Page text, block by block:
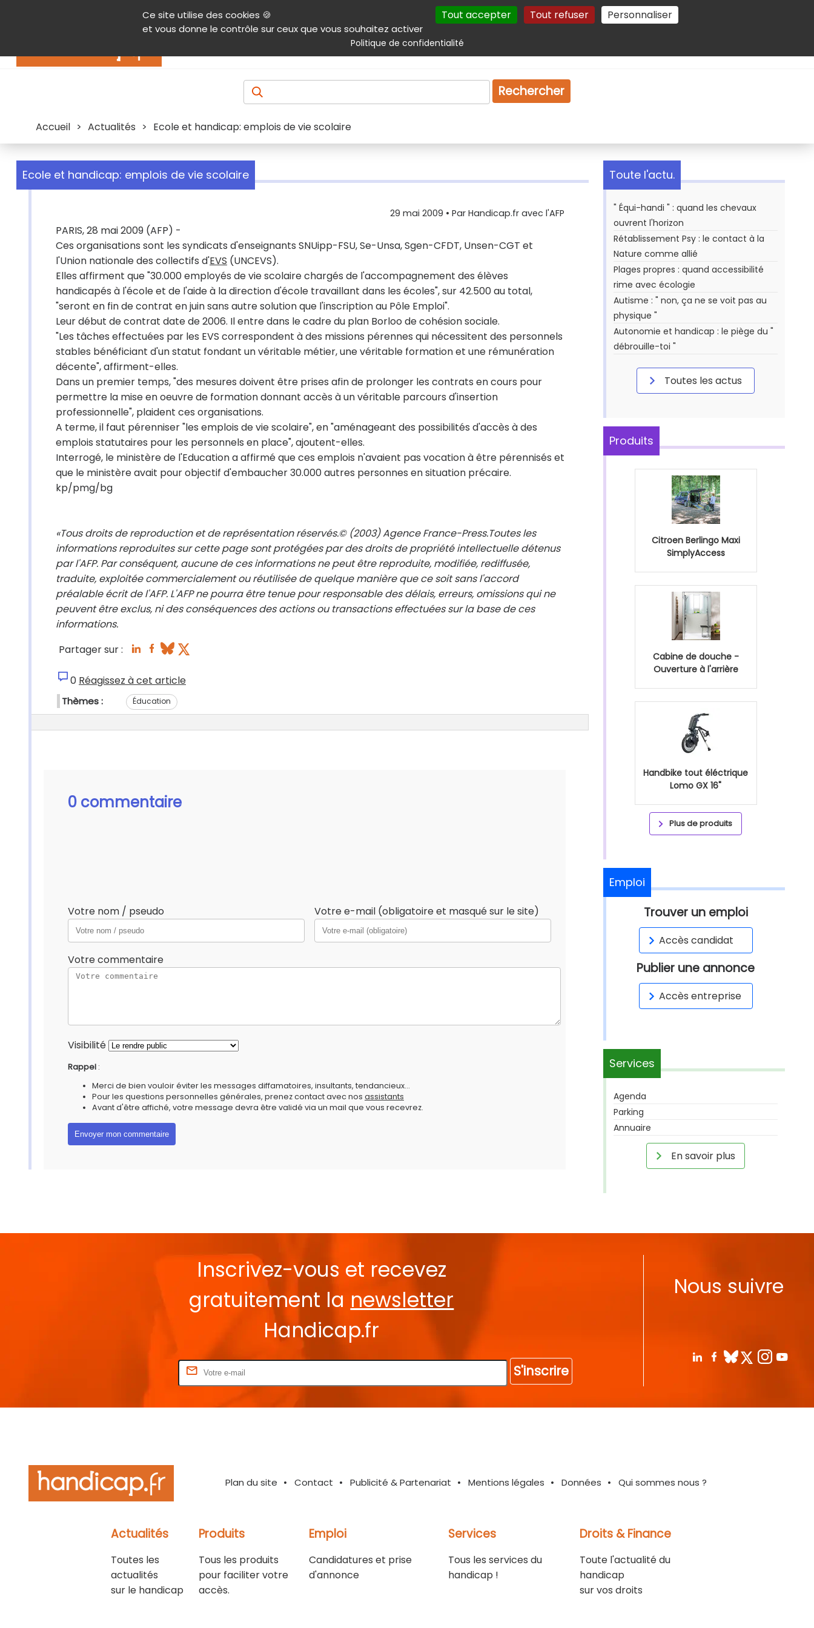
Ce site utilise des cookies 🍪
et vous donne le contrôle sur ceux que vous souhaitez activer
Tout accepter Tout refuser Personnaliser
Politique de confidentialité
Contenu Aide et accessibilité Menu principal Autres services Plan du site Gestion des cookies
Produits & services Emploi Droit
Rechercher
Accueil > Actualités > Ecole et handicap: emplois de vie scolaire
Ecole et handicap: emplois de vie scolaire
29 mai 2009 • Par Handicap.fr avec l'AFP
PARIS, 28 mai 2009 (AFP) -
Ces organisations sont les syndicats d'enseignants SNUipp-FSU, Se-Unsa, Sgen-CFDT, Unsen-CGT et
l'Union nationale des collectifs d'EVS (UNCEVS).
Elles affirment que "30.000 employés de vie scolaire chargés de l'accompagnement des élèves
handicapés à l'école et de l'aide à la direction d'école travaillant dans les écoles", sur 42.500 au total,
"seront en fin de contrat en juin sans autre solution que l'inscription au Pôle Emploi".
Leur début de contrat date de 2006. Il entre dans le cadre du plan Borloo de cohésion sociale.
"Les tâches effectuées par les EVS correspondent à des missions pérennes qui nécessitent des personnels
stables bénéficiant d'un statut fondant un véritable métier, une véritable formation et une rémunération
décente", affirment-elles.
Dans un premier temps, "des mesures doivent être prises afin de prolonger les contrats en cours pour
permettre la mise en oeuvre de formation donnant accès à un véritable parcours d'insertion
professionnelle", plaident ces organisations.
A terme, il faut pérenniser "les emplois de vie scolaire", en "aménageant des possibilités d'accès à des
emplois statutaires pour les personnels en place", ajoutent-elles.
Interrogé, le ministère de l'Education a affirmé que ces emplois n'avaient pas vocation à être pérennisés et
que le ministère avait pour objectif d'embaucher 30.000 autres personnes en situation précaire.
kp/pmg/bg
«Tous droits de reproduction et de représentation réservés.© (2003) Agence France-Press.Toutes les
informations reproduites sur cette page sont protégées par des droits de propriété intellectuelle détenus
par l'AFP. Par conséquent, aucune de ces informations ne peut être reproduite, modifiée, rediffusée,
traduite, exploitée commercialement ou réutilisée de quelque manière que ce soit sans l'accord
préalable écrit de l'AFP. L'AFP ne pourra être tenue pour responsable des délais, erreurs, omissions qui ne
peuvent être exclus, ni des conséquences des actions ou transactions effectuées sur la base de ces
informations.
Partager sur :
0 Réagissez à cet article
Thèmes : Éducation
0 commentaire
Votre nom / pseudo Votre e-mail (obligatoire et masqué sur le site)
Votre commentaire
Visibilité
Rappel :
Merci de bien vouloir éviter les messages diffamatoires, insultants, tendancieux...
Pour les questions personnelles générales, prenez contact avec nos assistants
Avant d'être affiché, votre message devra être validé via un mail que vous recevrez.
Toute l'actu.
" Équi-handi " : quand les chevaux
ouvrent l'horizon
Rétablissement Psy : le contact à la
Nature comme allié
Plages propres : quand accessibilité
rime avec écologie
Autisme : " non, ça ne se voit pas au
physique "
Autonomie et handicap : le piège du "
débrouille-toi "
Toutes les actus
Produits
Citroen Berlingo Maxi
SimplyAccess
Cabine de douche -
Ouverture à l'arrière
Handbike tout éléctrique
Lomo GX 16"
Plus de produits
Emploi
Trouver un emploi
Accès candidat
Publier une annonce
Accès entreprise
Services
Agenda
Parking
Annuaire
En savoir plus
Inscrivez-vous et recevez
gratuitement la newsletter
Handicap.fr
S'inscrire
Nous suivre
Plan du site Contact Publicité & Partenariat Mentions légales Données Qui sommes nous ?
Actualités
Toutes les
actualités
sur le handicap
Produits
Tous les produits
pour faciliter votre
accès.
Emploi
Candidatures et prise
d'annonce
Services
Tous les services du
handicap !
Droits & Finance
Toute l'actualité du
handicap
sur vos droits